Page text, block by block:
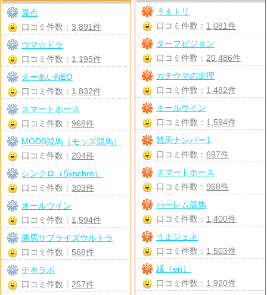
うまトリ
口コミ件数： 1,081件
ターフビジョン
口コミ件数： 20,486件
カチウマの定理
口コミ件数： 1,482件
オールウイン
口コミ件数： 1,594件
競馬ナンバー1
口コミ件数：697件
スマートホース
口コミ件数：968件
ハーレム競馬
口コミ件数： 1,400件
うまジェネ
口コミ件数： 1,503件
縁（en）
口コミ件数： 1,920件
原点
口コミ件数： 3,891件
ウマ☆ドラ
口コミ件数： 1,195件
えーあいNEO
口コミ件数： 1,832件
スマートホース
口コミ件数： 968件
MODS競馬（モッズ競馬）
口コミ件数： 204件
シンクロ（Synchro）
口コミ件数： 303件
オールウイン
口コミ件数： 1,594件
勝馬サプライズウルトラ
口コミ件数： 568件
テキラボ
口コミ件数： 257件